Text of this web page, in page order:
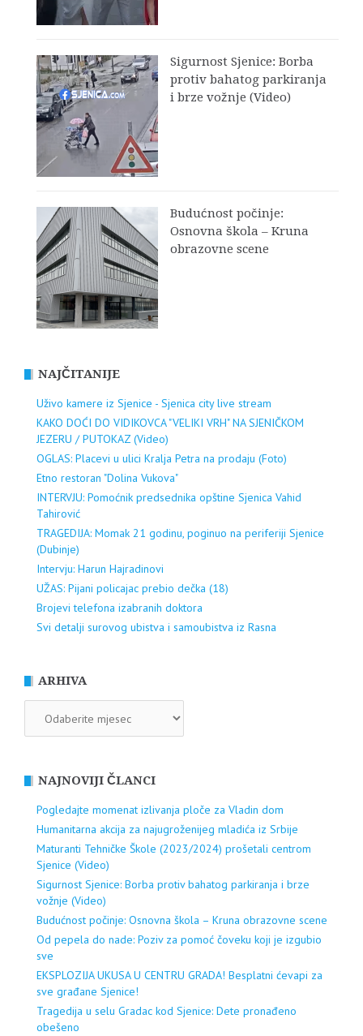
Sigurnost Sjenice: Borba
protiv bahatog parkiranja
i brze vožnje (Video)
Budućnost počinje:
Osnovna škola – Kruna
obrazovne scene
NAJČITANIJE
Uživo kamere iz Sjenice - Sjenica city live stream
KAKO DOĆI DO VIDIKOVCA "VELIKI VRH" NA SJENIČKOM
JEZERU / PUTOKAZ (Video)
OGLAS: Placevi u ulici Kralja Petra na prodaju (Foto)
Etno restoran "Dolina Vukova"
INTERVJU: Pomoćnik predsednika opštine Sjenica Vahid
Tahirović
TRAGEDIJA: Momak 21 godinu, poginuo na periferiji Sjenice
(Dubinje)
Intervju: Harun Hajradinovi
UŽAS: Pijani policajac prebio dečka (18)
Brojevi telefona izabranih doktora
Svi detalji surovog ubistva i samoubistva iz Rasna
ARHIVA
NAJNOVIJI ČLANCI
Pogledajte momenat izlivanja ploče za Vladin dom
Humanitarna akcija za najugroženijeg mladića iz Srbije
Maturanti Tehničke Škole (2023/2024) prošetali centrom
Sjenice (Video)
Sigurnost Sjenice: Borba protiv bahatog parkiranja i brze
vožnje (Video)
Budućnost počinje: Osnovna škola – Kruna obrazovne scene
Od pepela do nade: Poziv za pomoć čoveku koji je izgubio
sve
EKSPLOZIJA UKUSA U CENTRU GRADA! Besplatni ćevapi za
sve građane Sjenice!
Tragedija u selu Gradac kod Sjenice: Dete pronađeno
obešeno